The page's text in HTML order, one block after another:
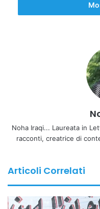
epoca tolemaica,
Noha Iraqi... Laureata in
racconti, creatrice di
Articoli Correlati